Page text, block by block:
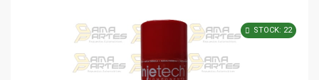
STOCK: 22